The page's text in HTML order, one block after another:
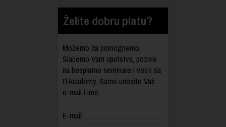
Želite dobru platu?
Možemo da pomognemo.
Slaćemo Vam uputstva, pozive
na besplatne seminare i vesti sa
ITAcademy. Samo unesite Vaš
e-mail i ime.
E-mail: